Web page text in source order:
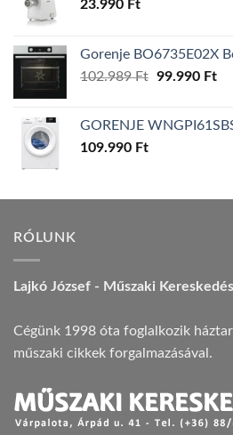
23.990 Ft
Gorenje BO6735E02X
102.989Ft Original
102.989 Ft.
99.990 Ft
GORENJE
109.990 Ft
RÓLUNK
Lajkó József - Műszaki
Cégünk 1998 óta foglalkozik
műszaki cikkek forgalmazásával.